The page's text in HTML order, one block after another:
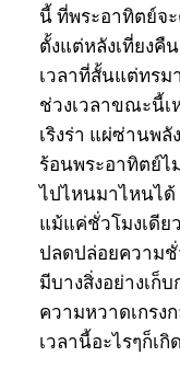
นี้ ที่พระอาทิตย์จ
ตั้งแต่หลังเที่ยงคื
เวลาที่สั้นแต่ทรม
ช่วงเวลาขณะนี้
เริงร่า แผ่ซ่านพลั
ร้อนพระอาทิตย์ไ
ไปไหนมาไหนได้
แม้แค่ชั่วโมงเดีย
ปลดปล่อยความชั่
มีบางสิ่งอย่างเก็
ความหวาดเกรง
เวลานี้อะไรๆก็เ